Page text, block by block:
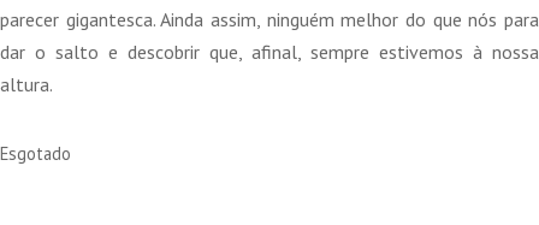
parecer gigantesca. Ainda assim, ninguém melhor do que nós para
dar o salto e descobrir que, afinal, sempre estivemos à nossa
altura.
Esgotado